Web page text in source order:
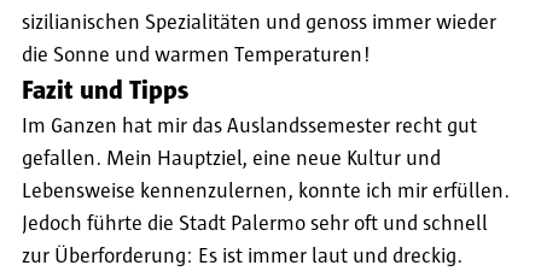
sizilianischen Spezialitäten und genoss immer wieder
die Sonne und warmen Temperaturen!
Fazit und Tipps
Im Ganzen hat mir das Auslandssemester recht gut
gefallen. Mein Hauptziel, eine neue Kultur und
Lebensweise kennenzulernen, konnte ich mir erfüllen.
Jedoch führte die Stadt Palermo sehr oft und schnell
zur Überforderung: Es ist immer laut und dreckig.